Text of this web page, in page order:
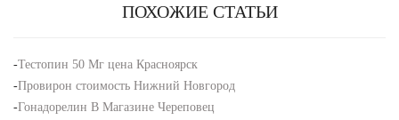
ПОХОЖИЕ СТАТЬИ
-Тестопин 50 Мг цена Красноярск
-Провирон стоимость Нижний Новгород
-Гонадорелин В Магазине Череповец